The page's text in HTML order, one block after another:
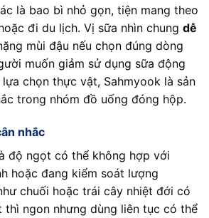
là bao bì nhỏ gọn, tiện mang theo
đi du lịch. Vị sữa nhìn chung dễ
mùi đậu nếu chọn đúng dòng
muốn giảm sử dụng sữa động
chọn thực vật, Sahmyook là sản
trong nhóm đồ uống đóng hộp.
nhắc
độ ngọt có thể không hợp với
hoặc đang kiểm soát lượng
chuối hoặc trái cây nhiệt đới có
thì ngon nhưng dùng liên tục có thể